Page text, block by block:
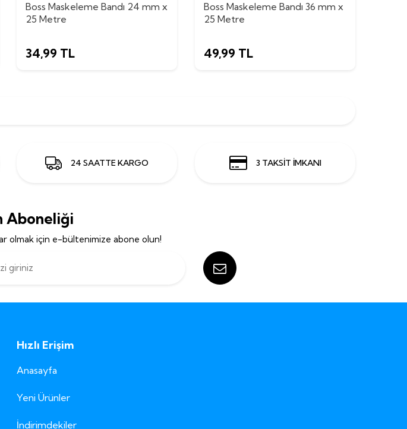
Boss Maskeleme Bandı 24 mm x
25 Metre
34,99 TL
Boss Maskeleme Bandı 36 mm x
25 Metre
49,99 TL
24 SAATTE KARGO 3 TAKSİT İMKANI
Aboneliği
olmak için e-bültenimize abone olun!
Hızlı Erişim
Anasayfa
Yeni Ürünler
İndirimdekiler